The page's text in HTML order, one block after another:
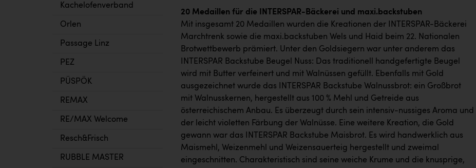
Kachelofenverband
Orlen
Passage Linz
PEZ
PÜSPÖK
REMAX
RE/MAX Welcome
Resch&Frisch
RUBBLE MASTER
20 Medaillen für die INTERSPAR-Bäckerei und maxi.backstuben
Mit insgesamt 20 Medaillen wurden die Kreationen der INTERSPAR-Bäckerei
Marchtrenk sowie die maxi.backstuben Wels und Haid beim 22. Nationalen
Brotwettbewerb prämiert. Unter den Goldsiegern war unter anderem das
INTERSPAR Backstube Beugel Nuss: Das traditionell handgefertigte Beugel
wird mit Butter verfeinert und mit Walnüssen gefüllt. Ebenfalls mit Gold
ausgezeichnet wurde das INTERSPAR Backstube Walnussbrot: ein Großbrot
mit Walnusskernen, hergestellt aus 100 % Mehl und Getreide aus
österreichischem Anbau. Es überzeugt durch sein intensiv-nussiges Aroma und
der leicht violetten Färbung der Walnüsse. Eine weitere Kreation, die Gold
gewann war das INTERSPAR Backstube Maisbrot. Es wird handwerklich aus
Maismehl, Weizenmehl und Weizensauerteig hergestellt und zweimal
eingeschnitten. Charakteristisch sind seine weiche Krume und die knusprige,